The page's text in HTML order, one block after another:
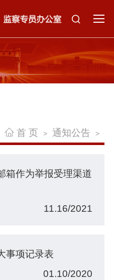
首 页 > 通知公告 >
箱作为举报受理渠道
11.16/2021
事项记录表
01.10/2020